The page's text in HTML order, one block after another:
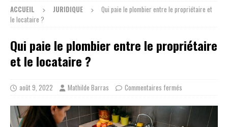
ACCUEIL JURIDIQUE
Qui paie le plombier entre le propriétaire et
le locataire ?
Qui paie le plombier entre le propriétaire
et le locataire ?
août 9, 2022 Mathilde Barras Commentaires fermés